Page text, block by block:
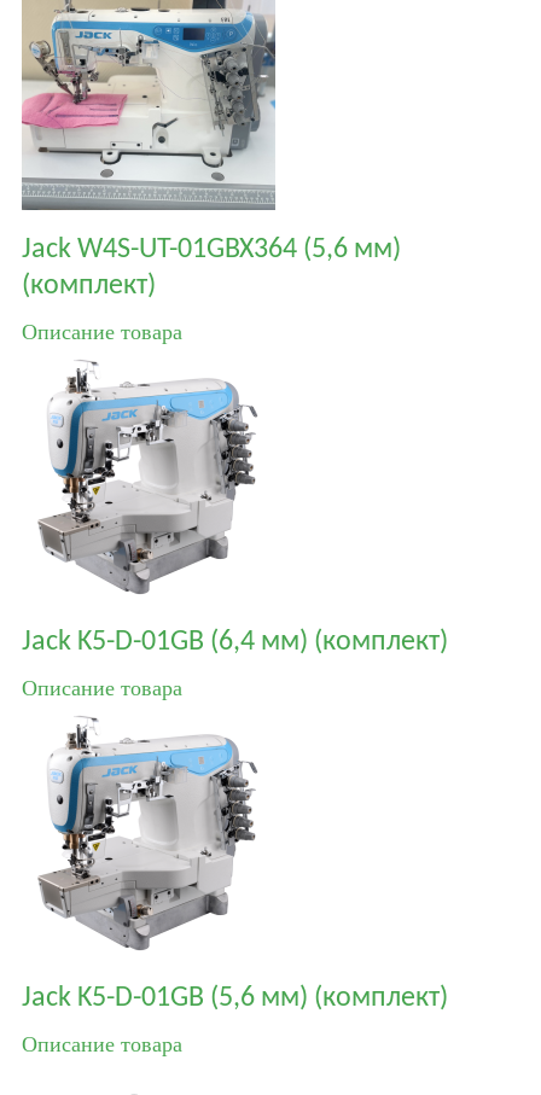
Jack W4S-UT-01GBX364 (5,6 мм)
(комплект)
Описание товара
Jack K5-D-01GB (6,4 мм) (комплект)
Описание товара
Jack K5-D-01GB (5,6 мм) (комплект)
Описание товара